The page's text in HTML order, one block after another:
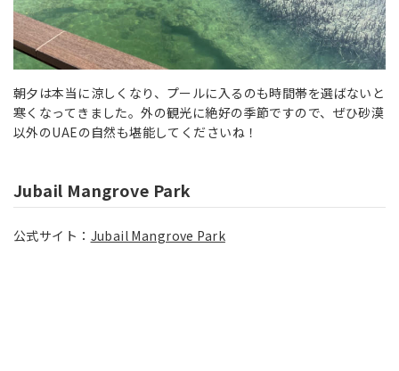
朝夕は本当に涼しくなり、プールに入るのも時間帯を選ばないと
寒くなってきました。外の観光に絶好の季節ですので、ぜひ砂漠
以外のUAEの自然も堪能してくださいね！
Jubail Mangrove Park
公式サイト： Jubail Mangrove Park